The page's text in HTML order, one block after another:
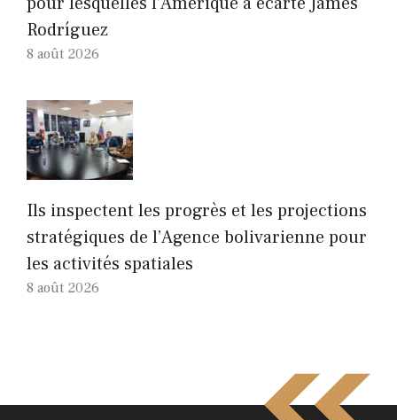
Rodríguez
8 août 2026
Ils inspectent les progrès et les projections
stratégiques de l’Agence bolivarienne pour
les activités spatiales
8 août 2026